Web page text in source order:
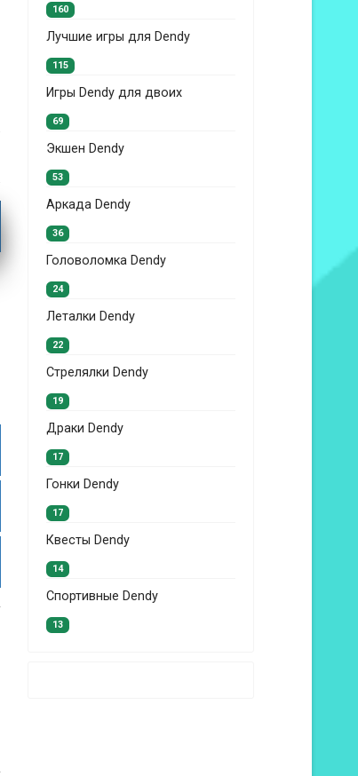
160
Лучшие игры для Dendy
115
Игры Dendy для двоих
69
Экшен Dendy
53
Аркада Dendy
36
Головоломка Dendy
24
Леталки Dendy
22
Стрелялки Dendy
19
Драки Dendy
17
Гонки Dendy
17
Квесты Dendy
14
Спортивные Dendy
13